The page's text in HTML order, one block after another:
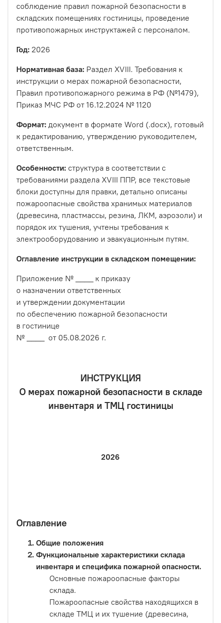
соблюдение правил пожарной безопасности в
складских помещениях гостиницы, проведение
противопожарных инструктажей с персоналом.
Год: 2026
Нормативная база: Раздел XVIII. Требования к
инструкции о мерах пожарной безопасности,
Правил противопожарного режима в РФ (№1479),
Приказ МЧС РФ от 16.12.2024 № 1120
Формат: документ в формате Word (.docx), готовый
к редактированию, утверждению руководителем,
ответственным.
Особенности: структура в соответствии с
требованиями раздела XVIII ППР, все текстовые
блоки доступны для правки, детально описаны
пожароопасные свойства хранимых материалов
(древесина, пластмассы, резина, ЛКМ, аэрозоли) и
порядок их тушения, учтены требования к
электрооборудованию и эвакуационным путям.
Оглавление инструкции в складском помещении:
Приложение № ____ к приказу
о назначении ответственных
и утверждении документации
по обеспечению пожарной безопасности
в гостинице
№ ____ от 05.08.2026 г.
ИНСТРУКЦИЯ
О мерах пожарной безопасности в складе
инвентаря и ТМЦ гостиницы
2026
Оглавление
Общие положения
Функциональные характеристики склада
инвентаря и специфика пожарной опасности.
Основные пожароопасные факторы
склада.
Пожароопасные свойства находящихся в
складе ТМЦ и их тушение (древесина,